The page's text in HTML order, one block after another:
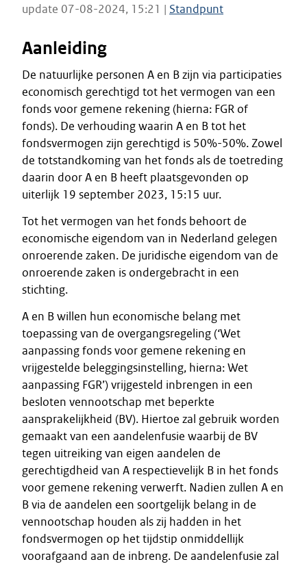
update 07-08-2024, 15:21 | Standpunt
Aanleiding
De natuurlijke personen A en B zijn via participaties
economisch gerechtigd tot het vermogen van een
fonds voor gemene rekening (hierna: FGR of
fonds). De verhouding waarin A en B tot het
fondsvermogen zijn gerechtigd is 50%-50%. Zowel
de totstandkoming van het fonds als de toetreding
daarin door A en B heeft plaatsgevonden op
uiterlijk 19 september 2023, 15:15 uur.
Tot het vermogen van het fonds behoort de
economische eigendom van in Nederland gelegen
onroerende zaken. De juridische eigendom van de
onroerende zaken is ondergebracht in een
stichting.
A en B willen hun economische belang met
toepassing van de overgangsregeling (‘Wet
aanpassing fonds voor gemene rekening en
vrijgestelde beleggingsinstelling, hierna: Wet
aanpassing FGR’) vrijgesteld inbrengen in een
besloten vennootschap met beperkte
aansprakelijkheid (BV). Hiertoe zal gebruik worden
gemaakt van een aandelenfusie waarbij de BV
tegen uitreiking van eigen aandelen de
gerechtigdheid van A respectievelijk B in het fonds
voor gemene rekening verwerft. Nadien zullen A en
B via de aandelen een soortgelijk belang in de
vennootschap houden als zij hadden in het
fondsvermogen op het tijdstip onmiddellijk
voorafgaand aan de inbreng. De aandelenfusie zal